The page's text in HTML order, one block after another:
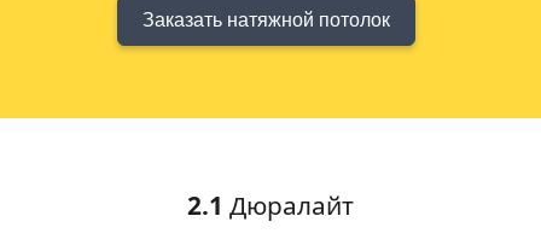
Заказать натяжной потолок
2.1 Дюралайт